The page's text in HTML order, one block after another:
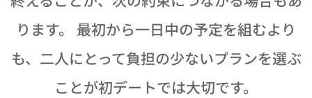
ります。 最初から一日中の予定を組むより
も、二人にとって負担の少ないプランを選ぶ
ことが初デートでは大切です。